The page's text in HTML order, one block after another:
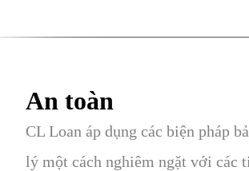
An toàn
CL Loan áp dụng các biện pháp
lý một cách nghiêm ngặt với các